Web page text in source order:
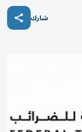
شارك